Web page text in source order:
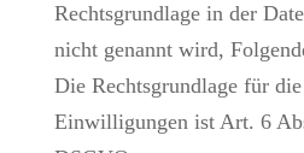
Rechtsgrundlage in der
nicht genannt wird,
Die Rechtsgrundlage für
Einwilligungen ist Art. 6